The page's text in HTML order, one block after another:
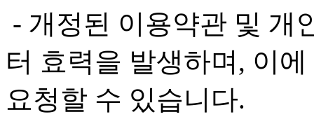
- 개정된 이용약관 및 개
터 효력을 발생하며, 이
요청할 수 있습니다.